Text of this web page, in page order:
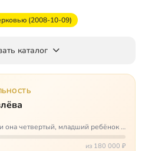
(2008-10-09)
каталог
она четвертый, младший ребёнок в
с самого рождения Ульяну лечат.
ежедневные процедуры,из 180 000 ₽